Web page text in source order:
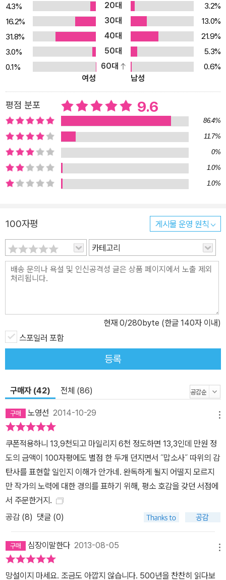
권의 관련 도서를 참고했으며, 최근 역사학계의 성과까지 적극 받아
들여 객관적이고 사실에 근접한 역사를 서술하고 있다. 정사에 기초
한 탄탄함, 그러면서도 적절하고 절제된 표현, 현재와 미래의 관점에
서 역사를 재해석하는 관점 때문에 역사학자들도 찬사를 보내는 대하
역사만화의 전범(典範)이 되었다. 2. 다니던 신문사도 그만두고 작
업에 전념하여 탄생한 국보 만화 그런데 그는 왜 이런 험난한 작업을
시작하게 되었을까? 외환 위기가 한창이던 때, 어쩌다가 사극을 재미
있게 보게 되었는데 역사 지식이 부족한 자신을 발견하게 되었다고
한다. 당시 박시백 화백은 한겨레 신문사에서 시사만화를 그리고 있
었다. 신문사 도서실에서 난생 처음으로 만난 조선사, 특히 조선 정치
사는 대단히 흥미로웠다고 한다. 그 안에는 수많은 역사적 인물들의
신념과 투쟁, 실패와 성공의 이야기, 극적인 드라마와 탁월한 처세가
있었다. 그런데 몇 권 더 구해 읽다보니 어디까지가 정사에 기록된 것
이고, 어디까지가 야사에 소개된 것인지가 모호했다고. 그 대목에서
에 기록된 정사를 바탕으로 그리고 싶었습니다.” 박시백 화백은 뒤이
어 과감한 결단을 하게 된다. 계약한 출판사도 없는데 다니던 신문사
를 덜컥 그만두고 《조선왕조실록》 시디를 구입한 것이다. 뒤이어 궁
궐을 찾아 사진을 찍고 화보자료를 찾으러 다녔다. 콘티를 짜고 마침
내 펜선을 입히고, 원고 찢기를 여러 번. 그러는 사이 어느 새 일 년이
가 사주고 자녀보다 먼저 읽는 책 정사를 바탕으로 하다 보니 그동안
의 역사적 통념과 다른 사실도 많이 찾아냈다. 무능과 겁쟁이의 대명
사라는 오명을 썼지만 친위 쿠데타를 일으키려 할 만큼 의욕적이었던
공양왕, 부정부패와 뇌물에 연루되어 있었던 황희 정승 등 《박시백의
학대사가 터를 잡은 것으로 알려진 서울은 실록에는 이성계와 대신들
훈민정음은 세종의 명을 받고 집현전 학자들이 만들었다는 게 통설이
었으나, 실록에는 집현전이 창제에 관여했다거나 도움을 주었다는 기
사는 어디에도 없다. 오늘의 눈으로 보면 훈민정 창제가 세종의 최고
업적일 수 있겠지만 당시의 눈으로 보면 그가 이룬 숱한 창조의 작은
일부일 뿐이니 세종이 이루어놓은 것들은 경이로울 따름이다. 이이는
학자가 아니라 세상에 대한 뜨거움으로 평생 경장(更張)을 외친 경
세가로 나온다. 또한 선조가 나라를 구한 영웅인 이순신을 깎아내리
고 배를 버리고 도망간 원균을 끝까지 옹호한 이유에 대해서도 나와
있다. 그 이유는 이순신이 전쟁 대비도 제대로 못했고 전쟁이 나자 도
망가기에 바빴던 왕 자신과는 대비되는 사람이었기 때문이다. 자신보
다 도덕적으로 특별히 나을 게 없다는 동류의식이 작용하였던 듯하다
는 해석을 내리고 있다. 이렇듯 박시백 화백이 《실록》을 들여다보며
4.3%
20대
3.2%
16.2%
30대
13.0%
31.8%
40대
21.9%
3.0%
50대
5.3%
0.1%
60대
0.6%
여성
남성
평점 분포 9.6
86.4%
11.7%
0%
1.0%
1.0%
100자평 게시물 운영 원칙
카테고리
현재 0/280byte (한글 140자 이내)
스포일러 포함
등록
구매자 (42) 전체 (86)
노영선 2014-10-29
쿠폰적용하니 13,9천되고 마일리지 6천 정도하면 13,3인데 만원 정
도의 금액이 100자평에도 별점 한 두개 던지면서 ˝맙소사˝ 따위의 감
탄사를 표현할 일인지 이해가 안가네. 완독하게 될지 어떨지 모르지
만 작가의 노력에 대한 경의를 표하기 위해, 평소 호감을 갖던 서점에
서 주문한거지.
공감 (8) 댓글 (0)
심장이말한다 2013-08-05
망설이지 마세요. 조금도 아깝지 않습니다. 500년을 찬찬히 읽다보